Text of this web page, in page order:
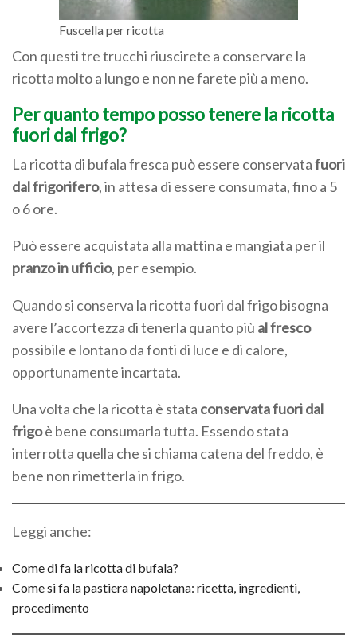
Fuscella per ricotta
Con questi tre trucchi riuscirete a conservare la
ricotta molto a lungo e non ne farete più a meno.
Per quanto tempo posso tenere la ricotta
fuori dal frigo?
La ricotta di bufala fresca può essere conservatafuori
dal frigorifero, in attesa di essere consumata, fino a 5
o 6 ore.
Può essere acquistata alla mattina e mangiata per il
pranzo in ufficio, per esempio.
Quando si conserva la ricotta fuori dal frigo bisogna
avere l’accortezza di tenerla quanto più al fresco
possibile e lontano da fonti di luce e di calore,
opportunamente incartata.
Una volta che la ricotta è stata conservata fuori dal
frigoè bene consumarla tutta. Essendo stata
interrotta quella che si chiama catena del freddo, è
bene non rimetterla in frigo.
Leggi anche:
Come di fa la ricotta di bufala?
Come si fa la pastiera napoletana: ricetta, ingredienti,
procedimento